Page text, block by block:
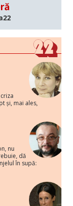
și, mai ales,
nu
dă
în supă: